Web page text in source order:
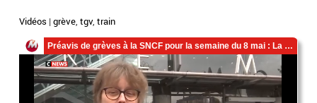
Vidéos |grève,tgv,train